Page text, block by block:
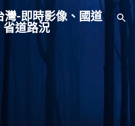
跳到主要內容
灣-即時影像、國道
省道路況